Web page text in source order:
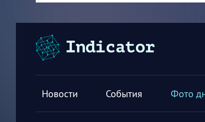
Новости События Фото